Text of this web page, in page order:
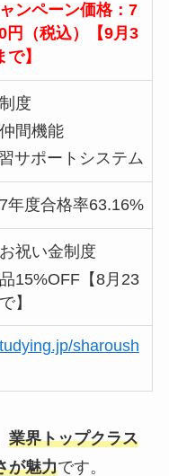
ンペーン価格：7
円（税込）【9月3
】
度
間機能
サポートシステム
年度合格率63.16%
祝い金制度
15%OFF【8月23
】
sharoush
業界トップクラス
が魅力です。